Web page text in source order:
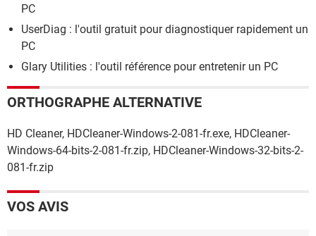
PC
UserDiag : l'outil gratuit pour diagnostiquer rapidement un
PC
Glary Utilities : l'outil référence pour entretenir un PC
ORTHOGRAPHE ALTERNATIVE
HD Cleaner, HDCleaner-Windows-2-081-fr.exe, HDCleaner-
Windows-64-bits-2-081-fr.zip, HDCleaner-Windows-32-bits-2-
081-fr.zip
VOS AVIS